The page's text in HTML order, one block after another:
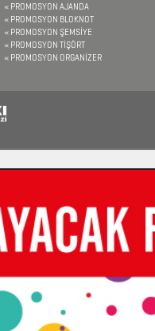
PROMOSYON AJANDA
PROMOSYON BLOKNOT
PROMOSYON ŞEMSİYE
PROMOSYON TİŞÖRT
PROMOSYON ORGANİZER